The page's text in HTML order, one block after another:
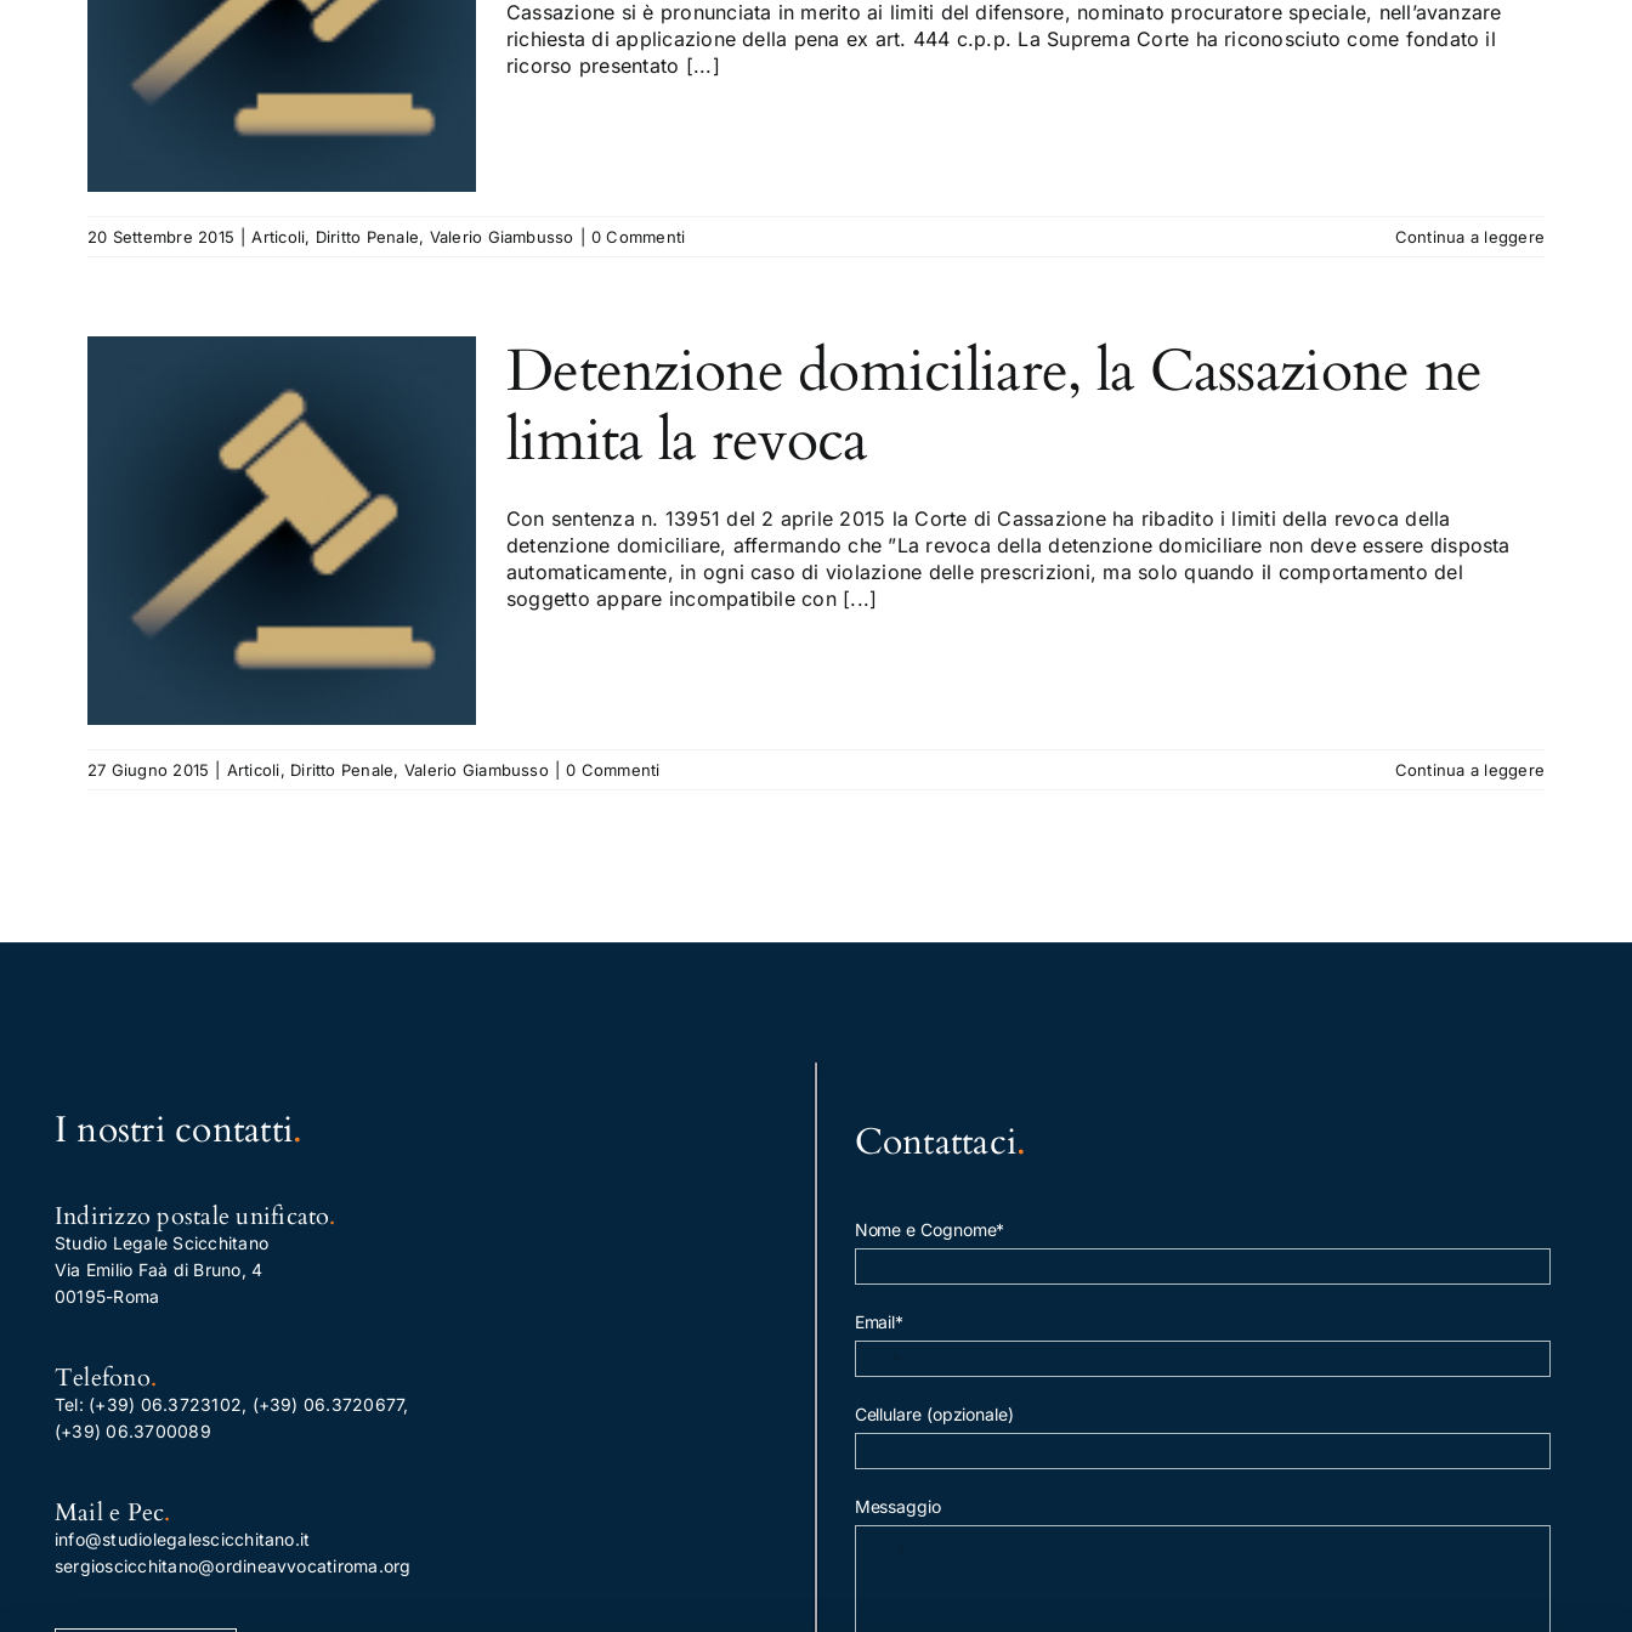
Cassazione si è pronunciata in merito ai limiti del difensore, nominato procuratore speciale, nell’avanzare
richiesta di applicazione della pena ex art. 444 c.p.p. La Suprema Corte ha riconosciuto come fondato il
ricorso presentato [...]
20 Settembre 2015 Articoli, Diritto Penale, Valerio Giambusso 0 Commenti Continua a leggere
Detenzione domiciliare, la Cassazione ne
limita la revoca
Con sentenza n. 13951 del 2 aprile 2015 la Corte di Cassazione ha ribadito i limiti della revoca della
detenzione domiciliare, affermando che ”La revoca della detenzione domiciliare non deve essere disposta
automaticamente, in ogni caso di violazione delle prescrizioni, ma solo quando il comportamento del
soggetto appare incompatibile con [...]
27 Giugno 2015 Articoli, Diritto Penale, Valerio Giambusso 0 Commenti Continua a leggere
I nostri contatti.
Indirizzo postale unificato.
Studio Legale Scicchitano
Via Emilio Faà di Bruno, 4
00195-Roma
Telefono.
Tel: (+39) 06.3723102, (+39) 06.3720677,
(+39) 06.3700089
Mail e Pec.
info@studiolegalescicchitano.it
sergioscicchitano@ordineavvocatiroma.org
Contattaci.
Nome e Cognome*
Email*
Cellulare (opzionale)
Messaggio